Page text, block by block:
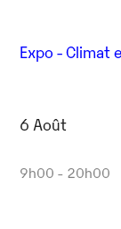
Expo - Climat
6 Août
9h00 - 20h00